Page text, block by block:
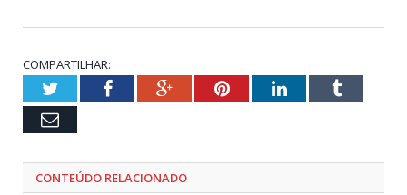
COMPARTILHAR:
TwitterFacebookGoogle+PinterestLinkedInTumblr
Email
CONTEÚDO RELACIONADO